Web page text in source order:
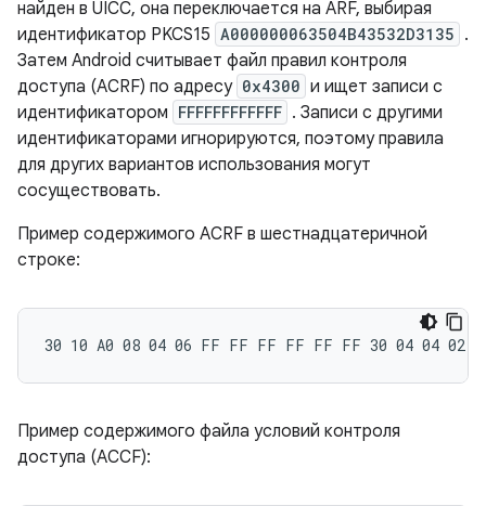
найден в UICC, она переключается на ARF, выбирая
идентификатор PKCS15 A000000063504B43532D3135 .
Затем Android считывает файл правил контроля
доступа (ACRF) по адресу 0x4300 и ищет записи с
идентификатором FFFFFFFFFFFF . Записи с другими
идентификаторами игнорируются, поэтому правила
для других вариантов использования могут
сосуществовать.
Пример содержимого ACRF в шестнадцатеричной
строке:
Пример содержимого файла условий контроля
доступа (ACCF):